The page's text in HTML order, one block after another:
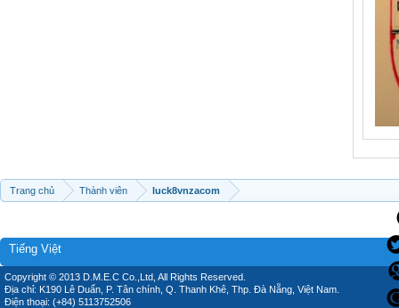
Trang chủ Thành viên luck8vnzacom
Tiếng Việt
Copyright © 2013 D.M.E.C Co.,Ltd, All Rights Reserved.
Địa chỉ: K190 Lê Duẩn, P. Tân chính, Q. Thanh Khê, Thp. Đà Nẵng, Việt Nam.
Điện thoại: (+84) 5113752506